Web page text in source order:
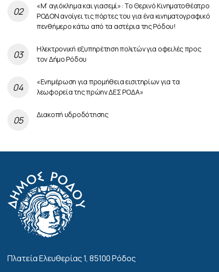
«Μ’ αγιόκλημα και γιασεμί»: Το Θερινό Κινηματοθέατρο
ΡΟΔΟΝ ανοίγει τις πόρτες του για ένα κινηματογραφικό
πενθήμερο κάτω από τα αστέρια της Ρόδου!
Ηλεκτρονική εξυπηρέτηση πολιτών για οφειλές προς
τον Δήμο Ρόδου
«Ενημέρωση για προμήθεια εισιτηρίων για τα
λεωφορεία της πρώην ΔΕΣ ΡΟΔΑ»
Διακοπή υδροδότησης
Πλατεία Ελευθερίας 1, 85100 Ρόδος